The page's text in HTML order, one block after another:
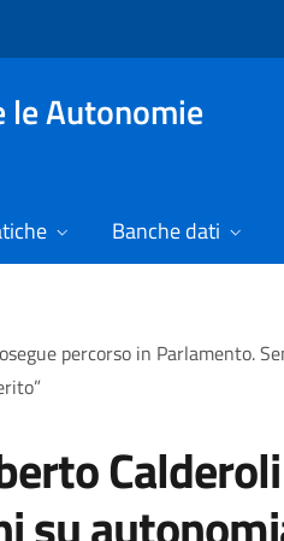
Autonomie
Banche dati
percorso in Parlamento.